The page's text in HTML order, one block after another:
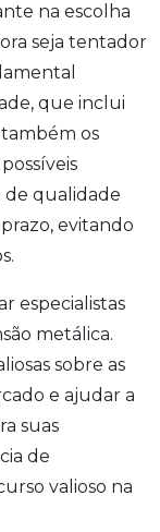
na escolha
seja tentador
que inclui
os
de qualidade
evitando
especialistas
metálica.
sobre as
e ajudar a
suas
de
valioso na